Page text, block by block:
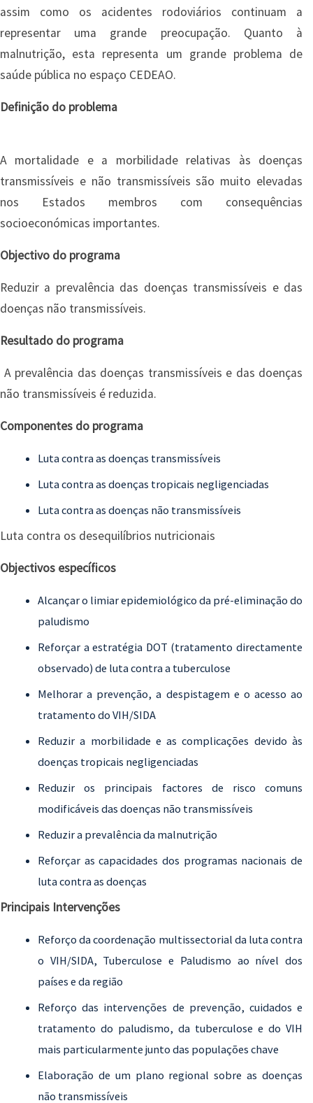
assim como os acidentes rodoviários continuam a
representar uma grande preocupação. Quanto à
malnutrição, esta representa um grande problema de
saúde pública no espaço CEDEAO.
Definição do problema
A mortalidade e a morbilidade relativas às doenças
transmissíveis e não transmissíveis são muito elevadas
nos Estados membros com consequências
socioeconómicas importantes.
Objectivo do programa
Reduzir a prevalência das doenças transmissíveis e das
doenças não transmissíveis.
Resultado do programa
A prevalência das doenças transmissíveis e das doenças
não transmissíveis é reduzida.
Componentes do programa
Luta contra as doenças transmissíveis
Luta contra as doenças tropicais negligenciadas
Luta contra as doenças não transmissíveis
Luta contra os desequilíbrios nutricionais
Objectivos específicos
Alcançar o limiar epidemiológico da pré-eliminação do
paludismo
Reforçar a estratégia DOT (tratamento directamente
observado) de luta contra a tuberculose
Melhorar a prevenção, a despistagem e o acesso ao
tratamento do VIH/SIDA
Reduzir a morbilidade e as complicações devido às
doenças tropicais negligenciadas
Reduzir os principais factores de risco comuns
modificáveis das doenças não transmissíveis
Reduzir a prevalência da malnutrição
Reforçar as capacidades dos programas nacionais de
luta contra as doenças
Principais Intervenções
Reforço da coordenação multissectorial da luta contra
o VIH/SIDA, Tuberculose e Paludismo ao nível dos
países e da região
Reforço das intervenções de prevenção, cuidados e
tratamento do paludismo, da tuberculose e do VIH
mais particularmente junto das populações chave
Elaboração de um plano regional sobre as doenças
não transmissíveis